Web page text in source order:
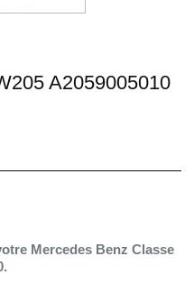
A2059005010
: Mercedes Benz Classe